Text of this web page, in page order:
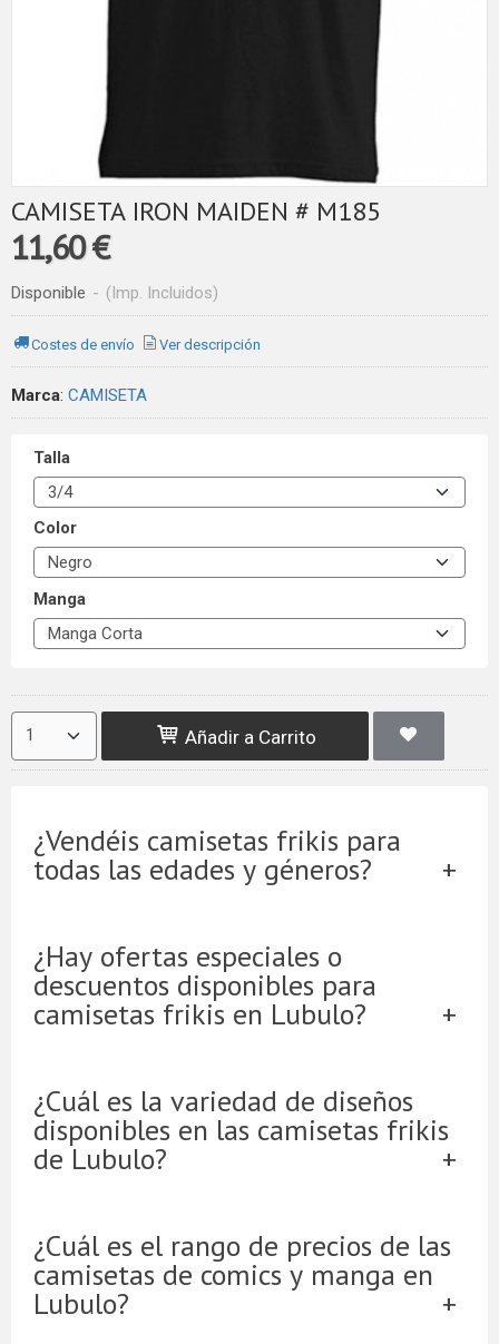
CAMISETA IRON MAIDEN # M185
11,60 €
Disponible - (Imp. Incluidos)
Costes de envío Ver descripción
Marca: CAMISETA
Talla
Color
Manga
Añadir a Carrito
¿Vendéis camisetas frikis para
todas las edades y géneros?
¿Hay ofertas especiales o
descuentos disponibles para
camisetas frikis en Lubulo?
¿Cuál es la variedad de diseños
disponibles en las camisetas frikis
de Lubulo?
¿Cuál es el rango de precios de las
camisetas de comics y manga en
Lubulo?